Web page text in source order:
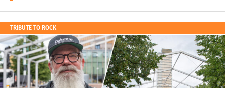
TRIBUTE TO ROCK